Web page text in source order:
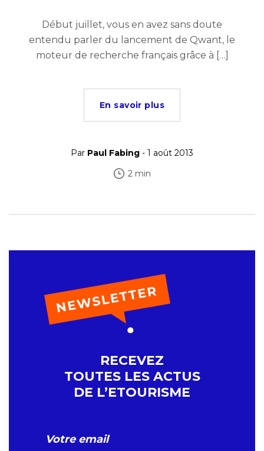
Début juillet, vous en avez sans doute
entendu parler du lancement de Qwant, le
moteur de recherche français grâce à […]
En savoir plus
Par Paul Fabing - 1 août 2013
2 min
RECEVEZ
TOUTES LES ACTUS
DE L’ETOURISME